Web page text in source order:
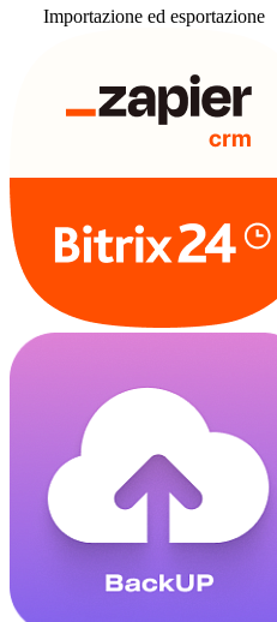
Importazione ed esportazione